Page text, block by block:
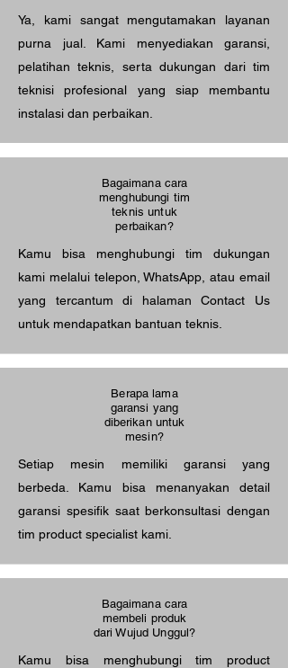
Ya, kami sangat mengutamakan layanan
purna jual. Kami menyediakan garansi,
pelatihan teknis, serta dukungan dari tim
teknisi profesional yang siap membantu
instalasi dan perbaikan.
Bagaimana cara
menghubungi tim
teknis untuk
perbaikan?
Kamu bisa menghubungi tim dukungan
kami melalui telepon, WhatsApp, atau email
yang tercantum di halaman Contact Us
untuk mendapatkan bantuan teknis.
Berapa lama
garansi yang
diberikan untuk
mesin?
Setiap mesin memiliki garansi yang
berbeda. Kamu bisa menanyakan detail
garansi spesifik saat berkonsultasi dengan
tim product specialist kami.
Bagaimana cara
membeli produk
dari Wujud Unggul?
Kamu bisa menghubungi tim product